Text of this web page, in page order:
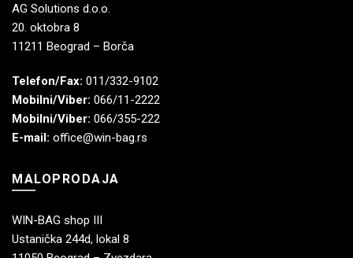
AG Solutions d.o.o.
20. oktobra 8
11211 Beograd – Borča
Telefon/Fax: 011/332-9102
Mobilni/Viber: 066/11-2222
Mobilni/Viber: 066/355-222
E-mail: office@win-bag.rs
MALOPRODAJA
WIN-BAG shop III
Ustanička 244d, lokal 8